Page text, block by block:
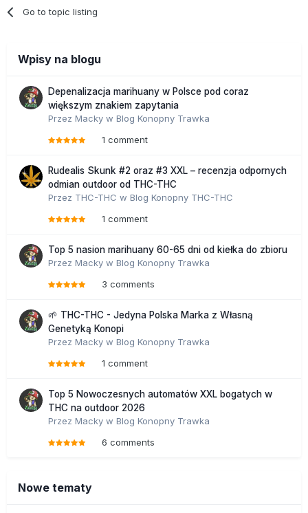
Go to topic listing
Wpisy na blogu
Depenalizacja marihuany w Polsce pod coraz
większym znakiem zapytania
Przez Macky w Blog Konopny Trawka
1 comment
Rudealis Skunk #2 oraz #3 XXL – recenzja odpornych
odmian outdoor od THC-THC
Przez THC-THC w Blog Konopny THC-THC
1 comment
Top 5 nasion marihuany 60-65 dni od kiełka do zbioru
Przez Macky w Blog Konopny Trawka
3 comments
🌱 THC-THC - Jedyna Polska Marka z Własną
Genetyką Konopi
Przez Macky w Blog Konopny Trawka
1 comment
Top 5 Nowoczesnych automatów XXL bogatych w
THC na outdoor 2026
Przez Macky w Blog Konopny Trawka
6 comments
Nowe tematy